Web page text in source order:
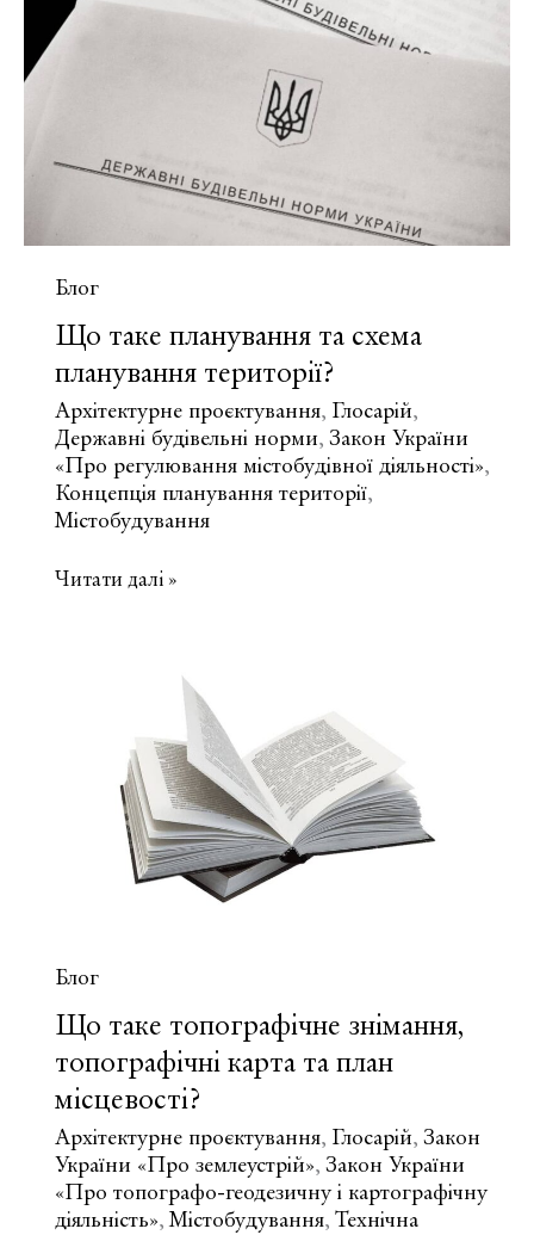
план
Блог
Що таке планування та схема
планування території?
Архітектурне проєктування, Глосарій,
Державні будівельні норми, Закон України
«Про регулювання містобудівної діяльності»,
Концепція планування території,
Містобудування
Що
Читати далі »
Блог
Що таке топографічне знімання,
топографічні карта та план
місцевості?
Архітектурне проєктування, Глосарій, Закон
України «Про землеустрій», Закон України
«Про топографо-геодезичну і картографічну
діяльність»,Містобудування, Технічна